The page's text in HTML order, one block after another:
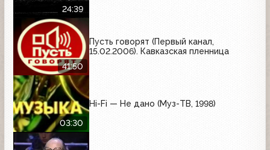
24:39
41:50
Пусть говорят (Первый канал,
15.02.2006). Кавказская пленница
03:30
Hi-Fi — Не дано (Муз-ТВ, 1998)